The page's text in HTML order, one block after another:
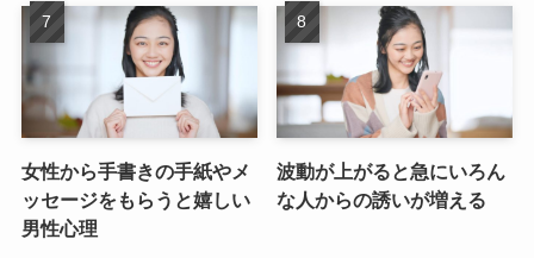
女性から手書きの手紙やメ
ッセージをもらうと嬉しい
男性心理
波動が上がると急にいろん
な人からの誘いが増える